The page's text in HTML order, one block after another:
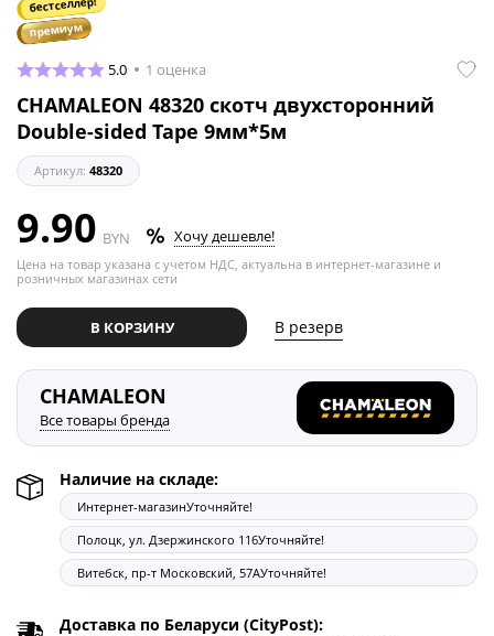
бестселлер!
премиум
5.0 1 оценка
CHAMALEON 48320 скотч двухсторонний
Double-sided Tape 9мм*5м
Артикул: 48320
9.90 BYN Хочу дешевле!
Цена на товар указана с учетом НДС, актуальна в интернет-магазине и
розничных магазинах сети
В КОРЗИНУ В резерв
CHAMALEON
Все товары бренда
Наличие на складе:
Интернет-магазинУточняйте!
Полоцк, ул. Дзержинского 116Уточняйте!
Витебск, пр-т Московский, 57АУточняйте!
Доставка по Беларуси (CityPost):